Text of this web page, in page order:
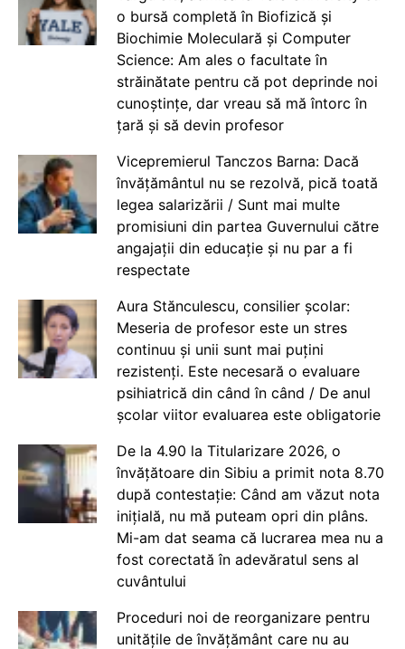
o bursă completă în Biofizică și
Biochimie Moleculară și Computer
Science: Am ales o facultate în
străinătate pentru că pot deprinde noi
cunoștințe, dar vreau să mă întorc în
țară și să devin profesor
Vicepremierul Tanczos Barna: Dacă
învățământul nu se rezolvă, pică toată
legea salarizării / Sunt mai multe
promisiuni din partea Guvernului către
angajații din educație și nu par a fi
respectate
Aura Stănculescu, consilier școlar:
Meseria de profesor este un stres
continuu și unii sunt mai puțini
rezistenți. Este necesară o evaluare
psihiatrică din când în când / De anul
școlar viitor evaluarea este obligatorie
De la 4.90 la Titularizare 2026, o
învățătoare din Sibiu a primit nota 8.70
după contestație: Când am văzut nota
inițială, nu mă puteam opri din plâns.
Mi-am dat seama că lucrarea mea nu a
fost corectată în adevăratul sens al
cuvântului
Proceduri noi de reorganizare pentru
unitățile de învățământ care nu au